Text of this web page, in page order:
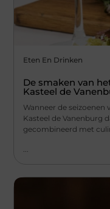
Eten En Drinken
De smaken van
Kasteel de
Wanneer de seizoenen
Kasteel de Vanenburg
gecombineerd met